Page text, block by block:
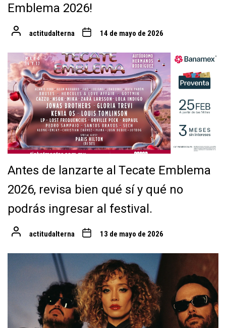
Emblema 2026!
actitudalterna 14 de mayo de 2026
Antes de lanzarte al Tecate Emblema
2026, revisa bien qué sí y qué no
podrás ingresar al festival.
actitudalterna 13 de mayo de 2026